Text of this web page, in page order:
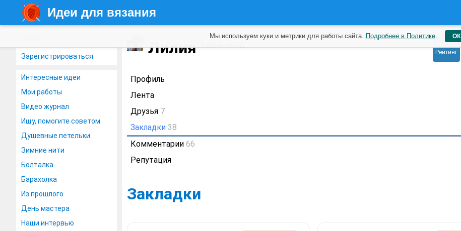
Идеи для вязания
Зарегистрироваться
Интересные идеи
Мои работы
Видео журнал
Ищу, помогите советом
Душевные петельки
Зимние нити
Болталка
Барахолка
Из прошлого
День мастера
Наши интервью
Лилия 112
Рейтинг
Профиль
Лента
Друзья 7
Закладки 38
Комментарии 66
Репутация
Закладки
Мы используем куки и метрики для работы сайта. Подробнее в Политике. ОК